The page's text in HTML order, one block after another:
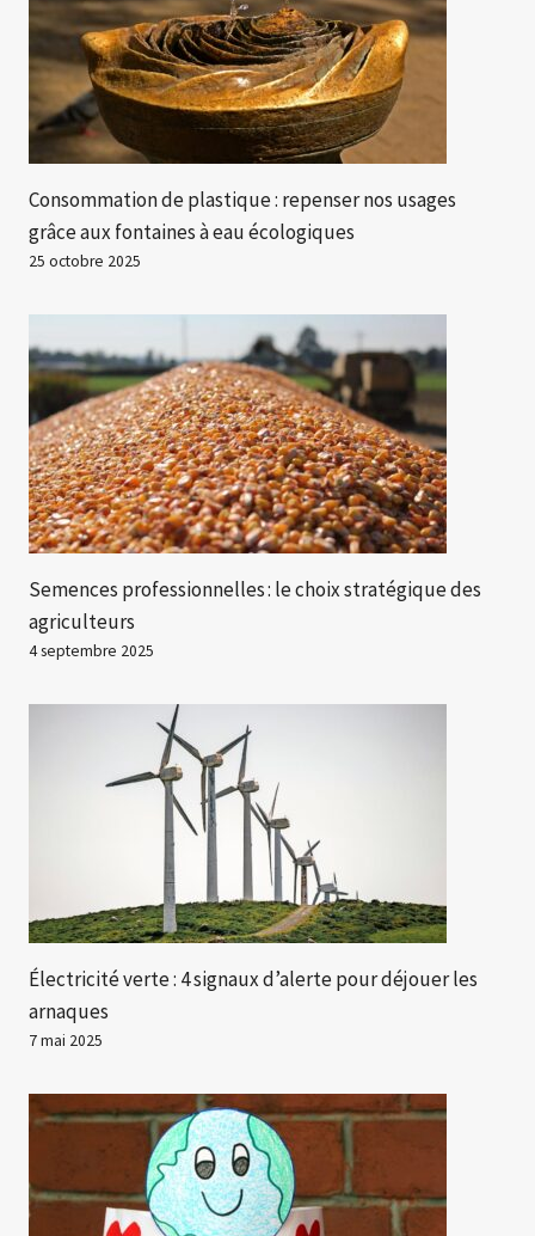
Consommation de plastique : repenser nos usages
grâce aux fontaines à eau écologiques
25 octobre 2025
Semences professionnelles : le choix stratégique des
agriculteurs
4 septembre 2025
Électricité verte : 4 signaux d’alerte pour déjouer les
arnaques
7 mai 2025